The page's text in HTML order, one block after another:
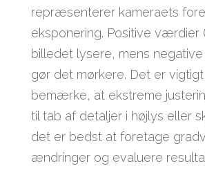
repræsenterer kameraets
eksponering. Positive værdier
billedet lysere, mens
gør det mørkere. Det er
bemærke, at ekstreme
til tab af detaljer i højlys eller
det er bedst at foretage
ændringer og evaluere